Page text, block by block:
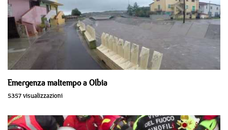
Emergenza maltempo a Olbia
5357 visualizzazioni